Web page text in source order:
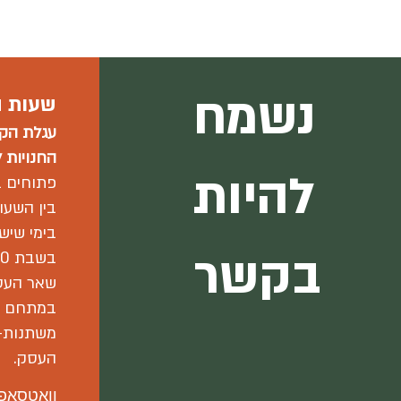
שעות
עגלת
החנויות
פתוחים
בין השעות 9:00-
בימי שישי 09:00-
בשבת 12:00-17:00.
שאר
במתחם
העסק.
נשמח
להיות
בקשר